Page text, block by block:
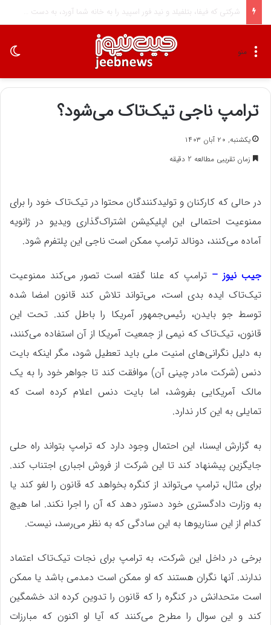
اسپیس‌ایکس به جنگ اپراتورهای بزرگ موبایل می‌رود
منو
ترامپ ناجی تیک‌تاک می‌شود؟
یکشنبه, ۲۰ آبان ۱۴۰۳
زمان تقریبی مطالعه 2 دقیقه
در حالی که کارکنان و تولیدکنندگان محتوا در تیک‌تاک خود را برای
ممنوعیت احتمالی این اپلیکیشن اشتراک‌گذاری ویدیو در ژانویه
آماده می‌کنند، دونالد ترامپ ممکن است ناجی این پلتفرم شود.
جیب نیوز – ترامپ که علنا گفته است تصور می‌کند ممنوعیت
تیک‌تاک ایده بدی است، می‌تواند تلاش کند قانون امضا شده
توسط جو بایدن، رئیس‌جمهور آمریکا را باطل کند. تحت این
قانون، تیک‌تاک که نیمی از جمعیت آمریکا از آن استفاده می‌کنند،
به دلیل نگرانی‌های امنیت ملی باید تعطیل شود، مگر اینکه بایت
دنس (شرکت مادر چینی آن) موافقت کند تا جواهر خود را به یک
مالک آمریکایی بفروشد، اما بایت دنس اعلام کرده است که
تمایلی به این کار ندارد.
به گزارش ایسنا، این احتمال وجود دارد که ترامپ بتواند راه حلی
جایگزین پیشنهاد کند تا این شرکت از فروش اجباری اجتناب کند.
برای مثال، ترامپ می‌تواند از کنگره بخواهد که قانون را لغو کند یا
به وزارت دادگستری خود دستور دهد که آن را اجرا نکند. اما هیچ
کدام از این سناریوها به این سادگی که به نظر می‌رسد، نیست.
برخی در داخل این شرکت، به ترامپ برای نجات تیک‌تاک اعتماد
ندارند. آنها نگران هستند که او ممکن است دمدمی باشد یا ممکن
است متحدانش در کنگره را که قانون را تدوین کرده اند خشمگین
کند و این سوال را مطرح می‌کنند که آیا او اکنون که مبارزات